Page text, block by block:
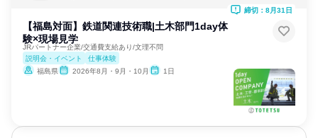
【福島対面】鉄道関連技術職|土木部門1day体
験×現場見学
JRパートナー企業/交通費支給あり/文理不問
説明会・イベント
仕事体験
福島県
2026年8月・9月・10月 1日
締切：8月31日